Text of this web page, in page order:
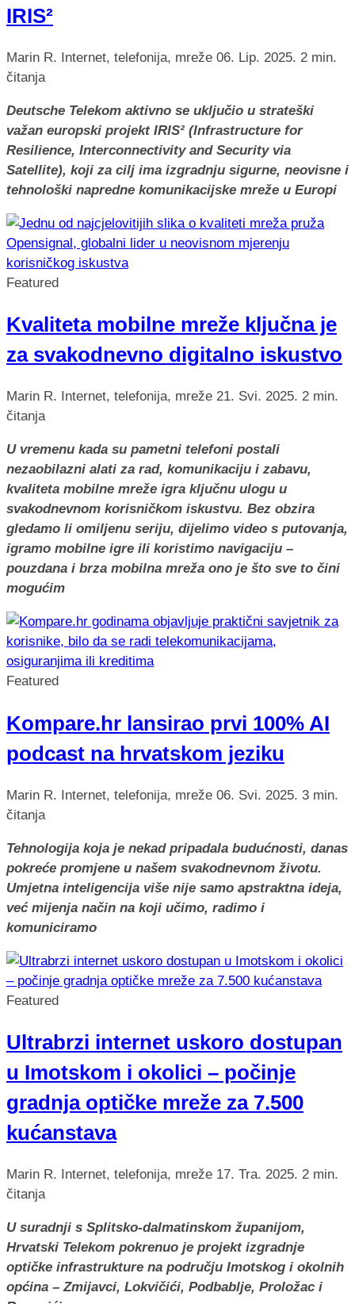
IRIS²
Marin R. Internet, telefonija, mreže 06. Lip. 2025. 2 min.
čitanja
Deutsche Telekom aktivno se uključio u strateški
važan europski projekt IRIS² (Infrastructure for
Resilience, Interconnectivity and Security via
Satellite), koji za cilj ima izgradnju sigurne, neovisne i
tehnološki napredne komunikacijske mreže u Europi
Featured
Kvaliteta mobilne mreže ključna je
za svakodnevno digitalno iskustvo
Marin R. Internet, telefonija, mreže 21. Svi. 2025. 2 min.
čitanja
U vremenu kada su pametni telefoni postali
nezaobilazni alati za rad, komunikaciju i zabavu,
kvaliteta mobilne mreže igra ključnu ulogu u
svakodnevnom korisničkom iskustvu. Bez obzira
gledamo li omiljenu seriju, dijelimo video s putovanja,
igramo mobilne igre ili koristimo navigaciju –
pouzdana i brza mobilna mreža ono je što sve to čini
mogućim
Featured
Kompare.hr lansirao prvi 100% AI
podcast na hrvatskom jeziku
Marin R. Internet, telefonija, mreže 06. Svi. 2025. 3 min.
čitanja
Tehnologija koja je nekad pripadala budućnosti, danas
pokreće promjene u našem svakodnevnom životu.
Umjetna inteligencija više nije samo apstraktna ideja,
već mijenja način na koji učimo, radimo i
komuniciramo
Featured
Ultrabrzi internet uskoro dostupan
u Imotskom i okolici – počinje
gradnja optičke mreže za 7.500
kućanstava
Marin R. Internet, telefonija, mreže 17. Tra. 2025. 2 min.
čitanja
U suradnji s Splitsko-dalmatinskom županijom,
Hrvatski Telekom pokrenuo je projekt izgradnje
optičke infrastrukture na području Imotskog i okolnih
općina – Zmijavci, Lokvičići, Podbablje, Proložac i